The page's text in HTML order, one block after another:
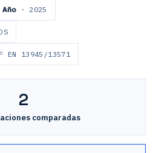
Año· 2025
EN 13945/13571
2
comparadas